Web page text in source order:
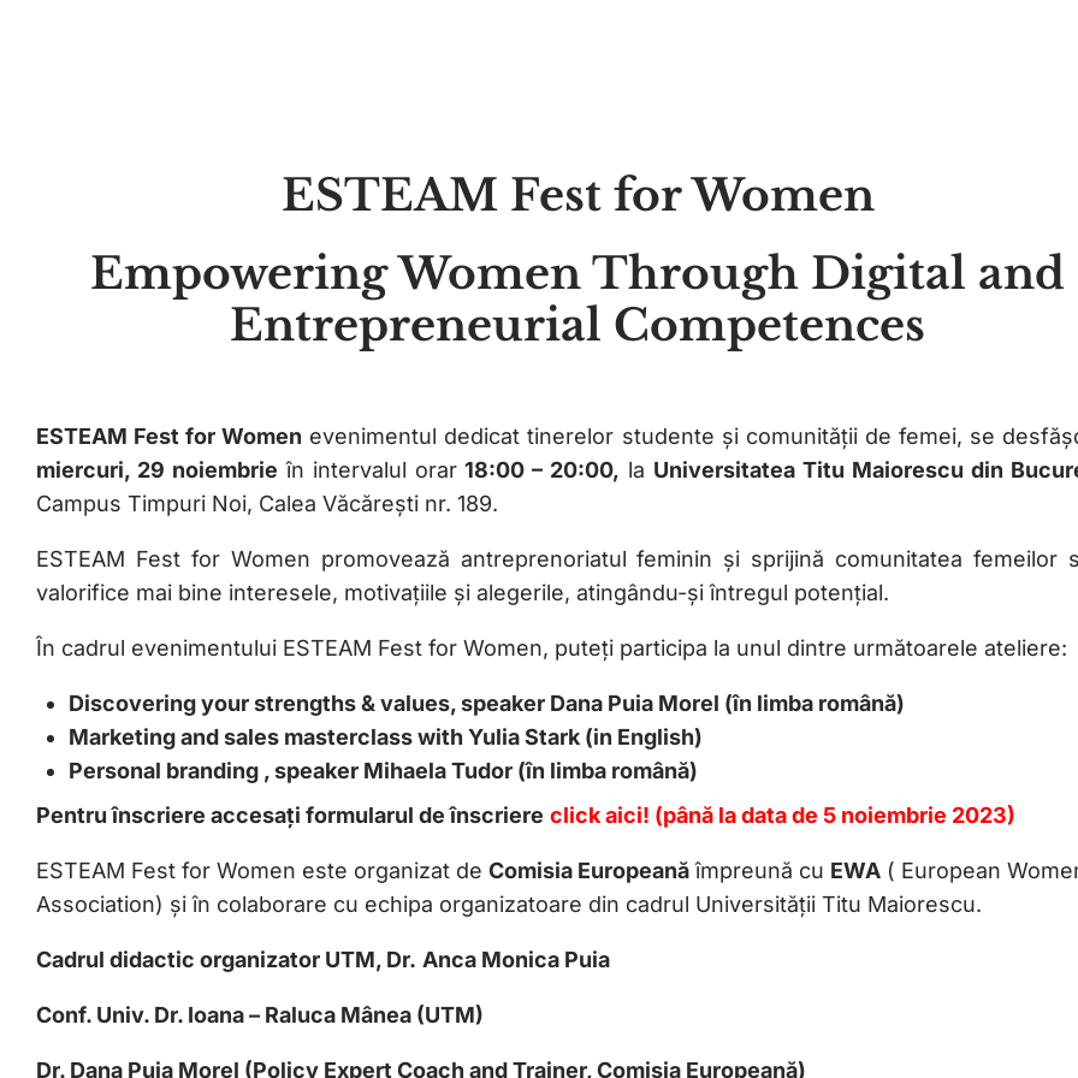
ESTEAM Fest for Women
Empowering Women Through Digital and
Entrepreneurial Competences
ESTEAM Fest for Women evenimentul dedicat tinerelor studente și comunității de femei, se
miercuri, 29 noiembrie în intervalul orar 18:00 – 20:00, la Universitatea Titu Maiorescu din
Campus Timpuri Noi, Calea Văcărești nr. 189.
ESTEAM Fest for Women promovează antreprenoriatul feminin și sprijină comunitatea femeilor
valorifice mai bine interesele, motivațiile și alegerile, atingându-și întregul potențial.
În cadrul evenimentului ESTEAM Fest for Women, puteți participa la unul dintre următoarele ateliere:
Discovering your strengths & values, speaker Dana Puia Morel (în limba română)
Marketing and sales masterclass with Yulia Stark (in English)
Personal branding , speaker Mihaela Tudor (în limba română)
Pentru înscriere accesați formularul de înscriere click aici! (până la data de 5 noiembrie 2023)
ESTEAM Fest for Women este organizat de Comisia Europeanăîmpreună cu EWA ( European
Association) și în colaborare cu echipa organizatoare din cadrul Universității Titu Maiorescu.
Cadrul didactic organizator UTM, Dr. Anca Monica Puia
Conf. Univ. Dr. Ioana – Raluca Mânea (UTM)
Dr. Dana Puia Morel (Policy Expert Coach and Trainer, Comisia Europeană)